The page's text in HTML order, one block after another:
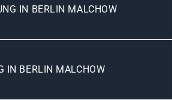
IN BERLIN MALCHOW
IN BERLIN MALCHOW